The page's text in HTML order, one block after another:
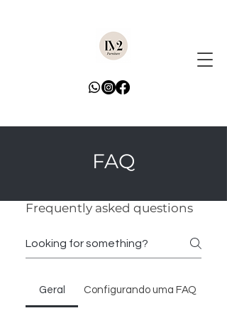
FAQ
Frequently asked questions
Geral Configurando uma FAQ